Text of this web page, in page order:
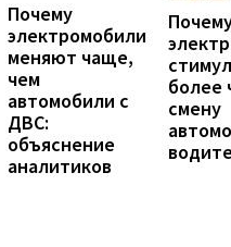
Почему
электромобили
меняют чаще,
чем
автомобили с
ДВС:
объяснение
аналитиков
более
смену